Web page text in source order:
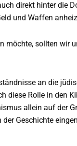
direkt hinter die
und Waffen
möchte, sollten wir
an die
diese Rolle in den
allein auf der
Geschichte